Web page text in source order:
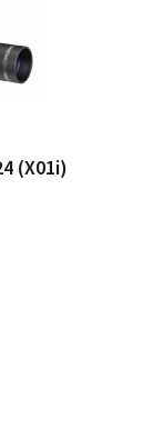
(X01i)